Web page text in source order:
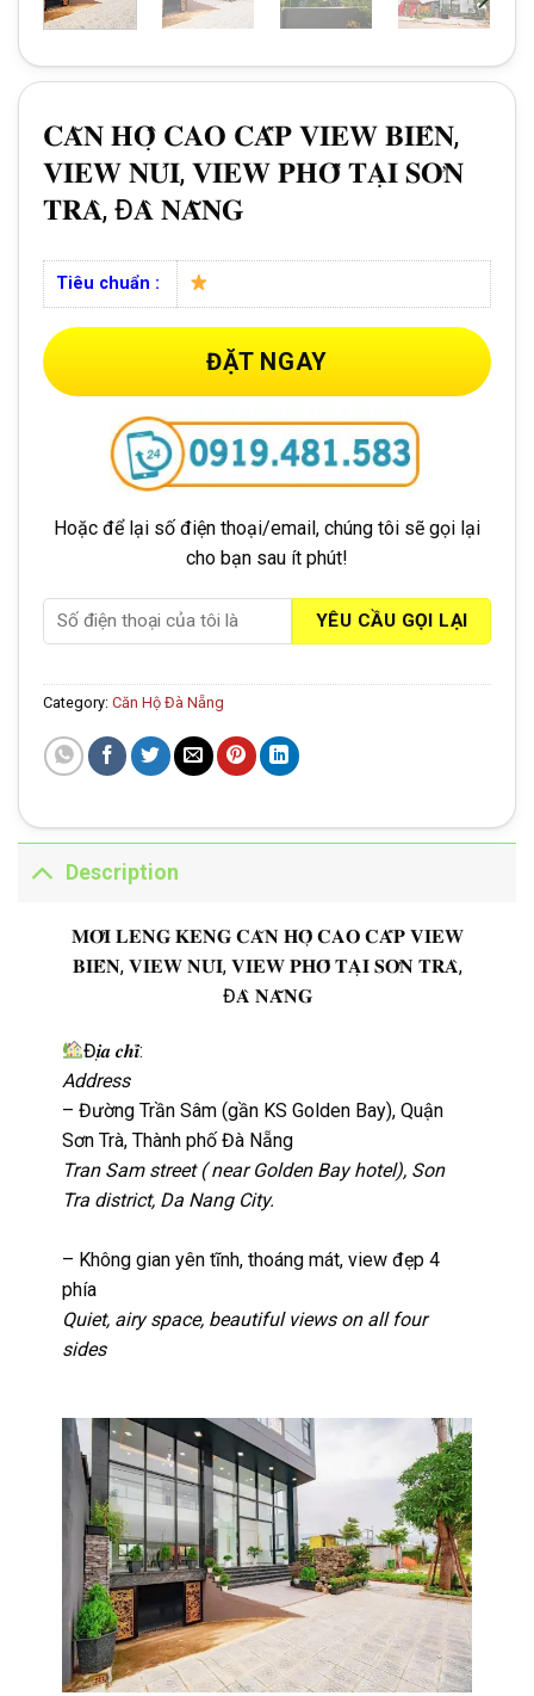
𝐂𝐀̆𝐍 𝐇𝐎̣̂ 𝐂𝐀𝐎 𝐂𝐀̂́𝐏 𝐕𝐈𝐄𝐖 𝐁𝐈𝐄̂̉𝐍,
𝐕𝐈𝐄𝐖 𝐍𝐔́𝐈, 𝐕𝐈𝐄𝐖 𝐏𝐇𝐎̂́ 𝐓𝐀̣𝐈 𝐒𝐎̛𝐍
𝐓𝐑𝐀̀, Đ𝐀̀ 𝐍𝐀̆̃𝐍𝐆
Tiêu chuẩn :
ĐẶT NGAY
Hoặc để lại số điện thoại/email, chúng tôi sẽ gọi lại
cho bạn sau ít phút!
Category: Căn Hộ Đà Nẵng
Description
𝐌𝐎̛́𝐈 𝐋𝐄𝐍𝐆 𝐊𝐄𝐍𝐆 𝐂𝐀̆𝐍 𝐇𝐎̣̂ 𝐂𝐀𝐎 𝐂𝐀̂́𝐏 𝐕𝐈𝐄𝐖
𝐁𝐈𝐄̂̉𝐍, 𝐕𝐈𝐄𝐖 𝐍𝐔́𝐈, 𝐕𝐈𝐄𝐖 𝐏𝐇𝐎̂́ 𝐓𝐀̣𝐈 𝐒𝐎̛𝐍 𝐓𝐑𝐀̀,
Đ𝐀̀ 𝐍𝐀̆̃𝐍𝐆
Đ𝒊̣𝒂 𝒄𝒉𝒊̉:
Address
– Đường Trần Sâm (gần KS Golden Bay), Quận
Sơn Trà, Thành phố Đà Nẵng
Tran Sam street ( near Golden Bay hotel), Son
Tra district, Da Nang City.
– Không gian yên tĩnh, thoáng mát, view đẹp 4
phía
Quiet, airy space, beautiful views on all four
sides